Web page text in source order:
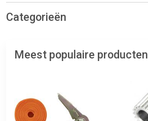
Categorieën
Meest populaire producten